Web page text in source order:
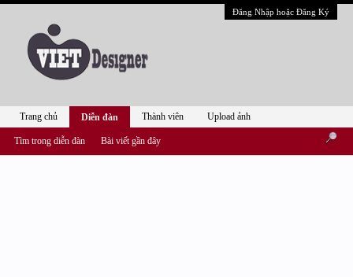
Đăng Nhập hoặc Đăng Ký
Trang chủ Diễn đàn
Tìm trong diễn đàn Bài viết gần đây
Thành viên Upload ảnh